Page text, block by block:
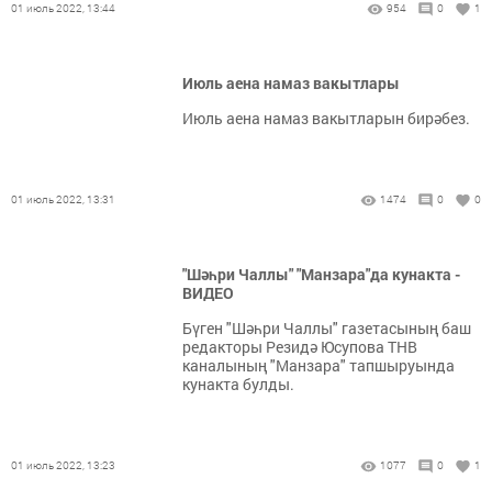
01 июль 2022, 13:44 954 0 1
Июль аена намаз вакытлары
Июль аена намаз вакытларын бирәбез.
01 июль 2022, 13:31 1474 0 0
"Шәһри Чаллы" "Манзара"да кунакта -
ВИДЕО
Бүген "Шәһри Чаллы" газетасының баш
редакторы Резидә Юсупова ТНВ
каналының "Манзара" тапшыруында
кунакта булды.
01 июль 2022, 13:23 1077 0 1